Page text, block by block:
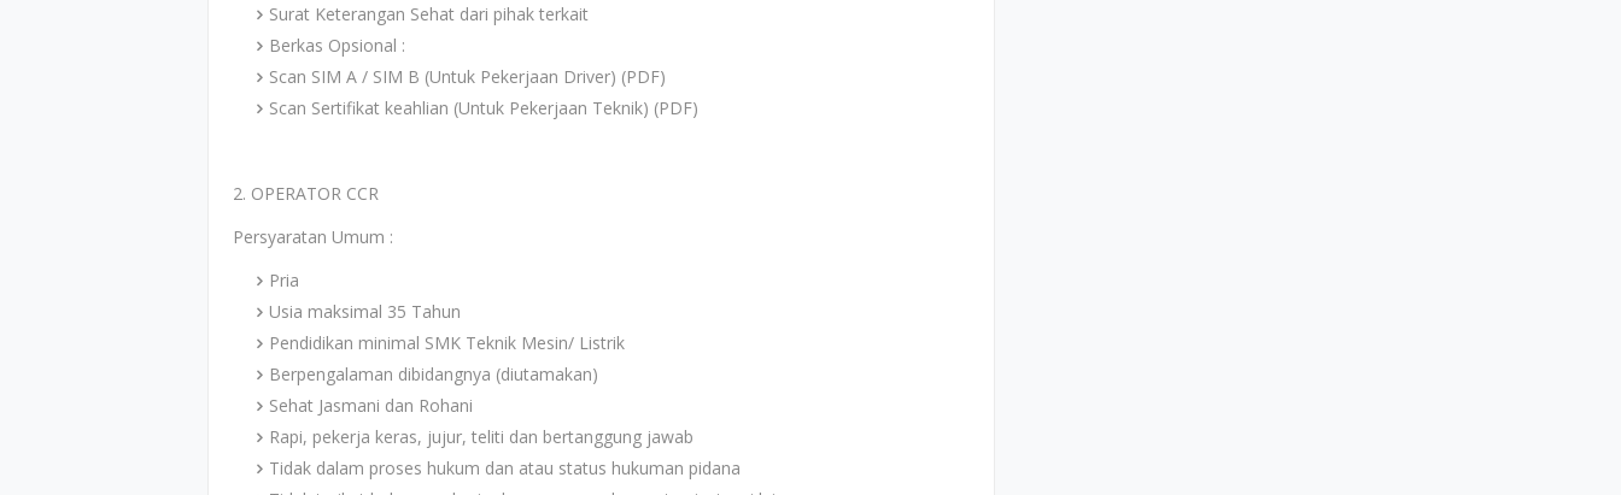
Surat Keterangan Sehat dari pihak terkait
Berkas Opsional :
Scan SIM A / SIM B (Untuk Pekerjaan Driver) (PDF)
Scan Sertifikat keahlian (Untuk Pekerjaan Teknik) (PDF)
2. OPERATOR CCR
Persyaratan Umum :
Pria
Usia maksimal 35 Tahun
Pendidikan minimal SMK Teknik Mesin/ Listrik
Berpengalaman dibidangnya (diutamakan)
Sehat Jasmani dan Rohani
Rapi, pekerja keras, jujur, teliti dan bertanggung jawab
Tidak dalam proses hukum dan atau status hukuman pidana